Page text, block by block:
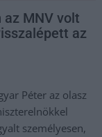
MNV volt
az
Péter az olasz
személyesen,